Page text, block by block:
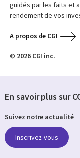
guidés par les faits et
rendement de vos
A propos de CGI
© 2026 CGI inc.
En savoir plus sur
Suivez notre actualité
Inscrivez-vous